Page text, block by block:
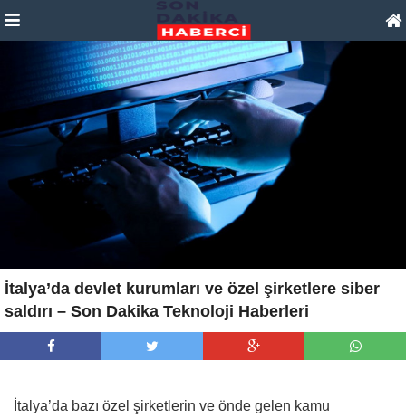
İtalya’da devlet kurumları ve özel şirketlere siber
saldırı – Son Dakika Teknoloji Haberleri
İtalya’da bazı özel şirketlerin ve önde gelen kamu